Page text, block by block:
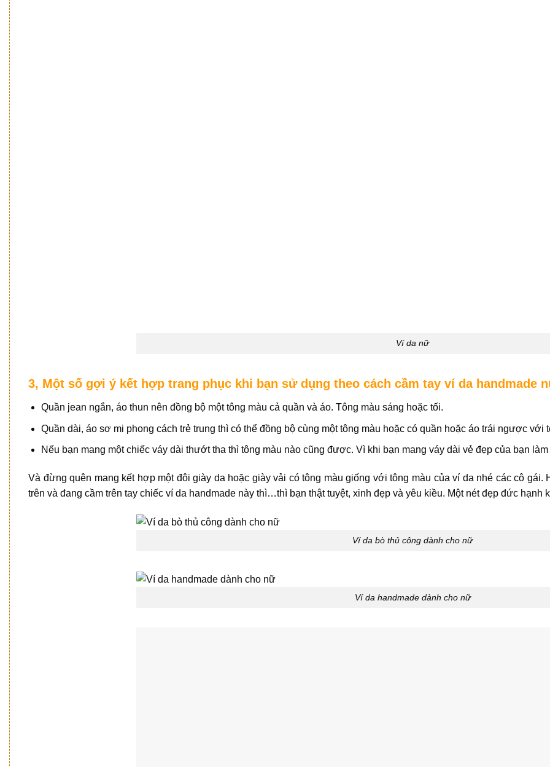
Ví da nữ
3, Một số gợi ý kết hợp trang phục khi bạn sử dụng theo cách cầm tay ví da handmade
Quần jean ngắn, áo thun nên đồng bộ một tông màu cả quần và áo. Tông màu sáng hoặc tối.
Quần dài, áo sơ mi phong cách trẻ trung thì có thể đồng bộ cùng một tông màu hoặc có quần hoặc áo trái ngược với
Nếu bạn mang một chiếc váy dài thướt tha thì tông màu nào cũng được. Vì khi bạn mang váy dài vẻ đẹp của bạn
Và đừng quên mang kết hợp một đôi giày da hoặc giày vải có tông màu giống với tông màu của ví da nhé các cô
trên và đang cầm trên tay chiếc ví da handmade này thì…thì bạn thật tuyệt, xinh đẹp và yêu kiều. Một nét đẹp đức hạnh
Ví da bò thủ công dành cho nữ
Ví da handmade dành cho nữ